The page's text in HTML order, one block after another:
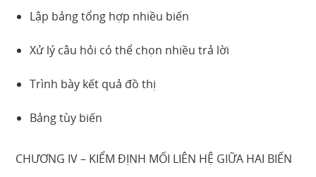
Lập bảng tổng hợp nhiều biến
Xử lý câu hỏi có thể chọn nhiều trả lời
Trình bày kết quả đồ thị
Bảng tùy biến
CHƯƠNG IV – KIỂM ĐỊNH MỐI LIÊN HỆ GIỮA HAI BIẾN